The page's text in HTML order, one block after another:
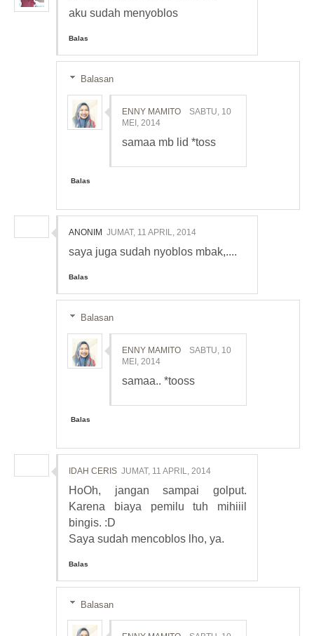
aku sudah menyoblos
Balas
Balasan
ENNY MAMITO
SABTU, 10
MEI, 2014
samaa mb lid *toss
Balas
ANONIM JUMAT, 11 APRIL, 2014
saya juga sudah nyoblos mbak,....
Balas
Balasan
ENNY MAMITO
SABTU, 10
MEI, 2014
samaa.. *tooss
Balas
IDAH CERIS JUMAT, 11 APRIL, 2014
HoOh, jangan sampai golput.
Karena biaya pemilu tuh mihiiil
bingis. :D
Saya sudah mencoblos lho, ya.
Balas
Balasan